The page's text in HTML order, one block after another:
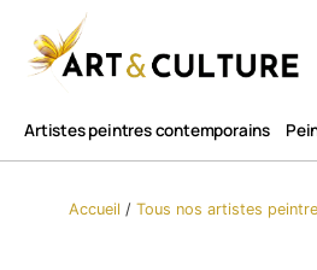
Artistes peintres contemporains
Accueil /Tous nos artistes